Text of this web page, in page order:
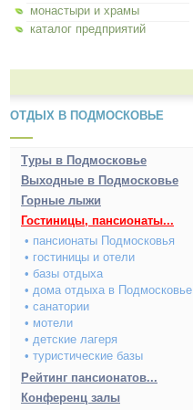
монастыри и храмы
каталог предприятий
ОТДЫХ В ПОДМОСКОВЬЕ
Туры в Подмосковье
Выходные в Подмосковье
Горные лыжи
Гостиницы, пансионаты...
• пансионаты Подмосковья
• гостиницы и отели
• базы отдыха
• дома отдыха в Подмосковье
• санатории
• мотели
• детские лагеря
• туристические базы
Рейтинг пансионатов...
Конференц залы